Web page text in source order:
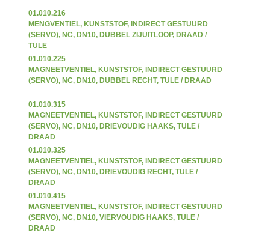
01.010.216
MENGVENTIEL, KUNSTSTOF, INDIRECT GESTUURD
(SERVO), NC, DN10, DUBBEL ZIJUITLOOP, DRAAD /
TULE
01.010.225
MAGNEETVENTIEL, KUNSTSTOF, INDIRECT GESTUURD
(SERVO), NC, DN10, DUBBEL RECHT, TULE / DRAAD
01.010.315
MAGNEETVENTIEL, KUNSTSTOF, INDIRECT GESTUURD
(SERVO), NC, DN10, DRIEVOUDIG HAAKS, TULE /
DRAAD
01.010.325
MAGNEETVENTIEL, KUNSTSTOF, INDIRECT GESTUURD
(SERVO), NC, DN10, DRIEVOUDIG RECHT, TULE /
DRAAD
01.010.415
MAGNEETVENTIEL, KUNSTSTOF, INDIRECT GESTUURD
(SERVO), NC, DN10, VIERVOUDIG HAAKS, TULE /
DRAAD